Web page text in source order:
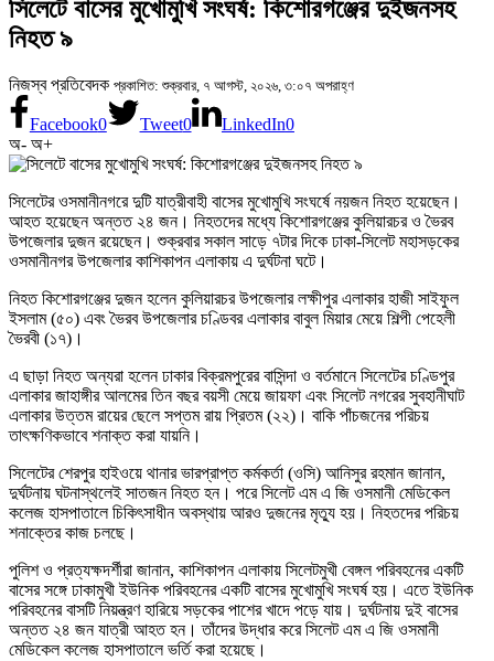
সিলেটে বাসের মুখোমুখি সংঘর্ষ: কিশোরগঞ্জের দুইজনসহ
নিহত ৯
নিজস্ব প্রতিবেদক প্রকাশিত: শুক্রবার, ৭ আগস্ট, ২০২৬, ৩:০৭ অপরাহ্ণ
Facebook0 Tweet0 LinkedIn0
অ- অ+
সিলেটের ওসমানীনগরে দুটি যাত্রীবাহী বাসের মুখোমুখি সংঘর্ষে নয়জন নিহত হয়েছেন।
আহত হয়েছেন অন্তত ২৪ জন। নিহতদের মধ্যে কিশোরগঞ্জের কুলিয়ারচর ও ভৈরব
উপজেলার দুজন রয়েছেন। শুক্রবার সকাল সাড়ে ৭টার দিকে ঢাকা-সিলেট মহাসড়কের
ওসমানীনগর উপজেলার কাশিকাপন এলাকায় এ দুর্ঘটনা ঘটে।
নিহত কিশোরগঞ্জের দুজন হলেন কুলিয়ারচর উপজেলার লক্ষীপুর এলাকার হাজী সাইফুল
ইসলাম (৫০) এবং ভৈরব উপজেলার চণ্ডিবর এলাকার বাবুল মিয়ার মেয়ে শিল্পী পেহেলী
ভৈরবী (১৭)।
এ ছাড়া নিহত অন্যরা হলেন ঢাকার বিক্রমপুরের বাসিন্দা ও বর্তমানে সিলেটের চণ্ডিপুর
এলাকার জাহাঙ্গীর আলমের তিন বছর বয়সী মেয়ে জায়ফা এবং সিলেট নগরের সুবহানীঘাট
এলাকার উত্তম রায়ের ছেলে সপ্তম রায় প্রিতম (২২)। বাকি পাঁচজনের পরিচয়
তাৎক্ষণিকভাবে শনাক্ত করা যায়নি।
সিলেটের শেরপুর হাইওয়ে থানার ভারপ্রাপ্ত কর্মকর্তা (ওসি) আনিসুর রহমান জানান,
দুর্ঘটনায় ঘটনাস্থলেই সাতজন নিহত হন। পরে সিলেট এম এ জি ওসমানী মেডিকেল
কলেজ হাসপাতালে চিকিৎসাধীন অবস্থায় আরও দুজনের মৃত্যু হয়। নিহতদের পরিচয়
শনাক্তের কাজ চলছে।
পুলিশ ও প্রত্যক্ষদর্শীরা জানান, কাশিকাপন এলাকায় সিলেটমুখী বেঙ্গল পরিবহনের একটি
বাসের সঙ্গে ঢাকামুখী ইউনিক পরিবহনের একটি বাসের মুখোমুখি সংঘর্ষ হয়। এতে ইউনিক
পরিবহনের বাসটি নিয়ন্ত্রণ হারিয়ে সড়কের পাশের খাদে পড়ে যায়। দুর্ঘটনায় দুই বাসের
অন্তত ২৪ জন যাত্রী আহত হন। তাঁদের উদ্ধার করে সিলেট এম এ জি ওসমানী
মেডিকেল কলেজ হাসপাতালে ভর্তি করা হয়েছে।